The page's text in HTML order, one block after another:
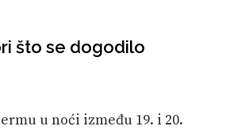
što se dogodilo
u noći između 19. i 20.